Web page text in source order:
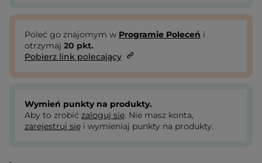
Poleć go znajomym w Programie Poleceń i
otrzymaj 20 pkt.
Pobierz link polecający
Wymień punkty na produkty.
Aby to zrobić zaloguj się. Nie masz konta,
zarejestruj się i wymieniaj punkty na produkty.